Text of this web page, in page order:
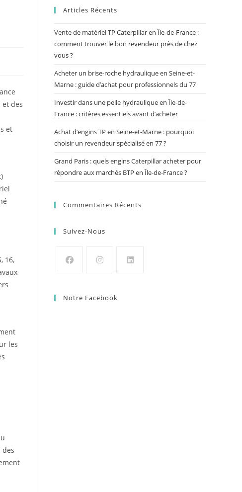
et des
et
16,
les
des
Articles Récents
Vente de matériel TP Caterpillar en Île-de-France :
comment trouver le bon revendeur près de chez
vous ?
Acheter un brise-roche hydraulique en Seine-et-
Marne : guide d’achat pour professionnels du 77
Investir dans une pelle hydraulique en Île-de-
France : critères essentiels avant d’acheter
Achat d’engins TP en Seine-et-Marne : pourquoi
choisir un revendeur spécialisé en 77 ?
Grand Paris : quels engins Caterpillar acheter pour
répondre aux marchés BTP en Île-de-France ?
Commentaires Récents
Suivez-Nous
Notre Facebook